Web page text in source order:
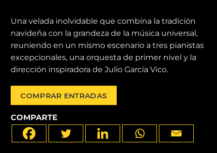
Una velada inolvidable que combina la tradición
navideña con la grandeza de la música universal,
reuniendo en un mismo escenario a tres pianistas
excepcionales, una orquesta de primer nivel y la
dirección inspiradora de Julio García Vico.
COMPRAR ENTRADAS
COMPARTE